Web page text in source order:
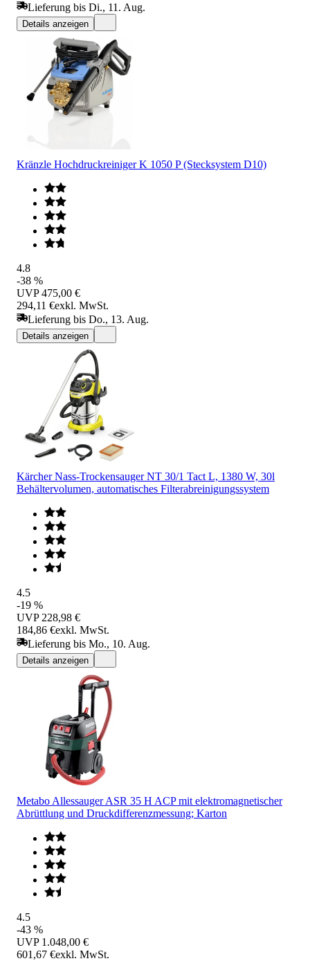
Lieferung bis Di., 11. Aug.
Details anzeigen
Kränzle Hochdruckreiniger K 1050 P (Stecksystem D10)
4.8
-38 %
UVP 475,00 €
294,11 €exkl. MwSt.
Lieferung bis Do., 13. Aug.
Details anzeigen
Kärcher Nass-Trockensauger NT 30/1 Tact L, 1380 W, 30l
Behältervolumen, automatisches Filterabreinigungssystem
4.5
-19 %
UVP 228,98 €
184,86 €exkl. MwSt.
Lieferung bis Mo., 10. Aug.
Details anzeigen
Metabo Allessauger ASR 35 H ACP mit elektromagnetischer
Abrüttlung und Druckdifferenzmessung; Karton
4.5
-43 %
UVP 1.048,00 €
601,67 €exkl. MwSt.